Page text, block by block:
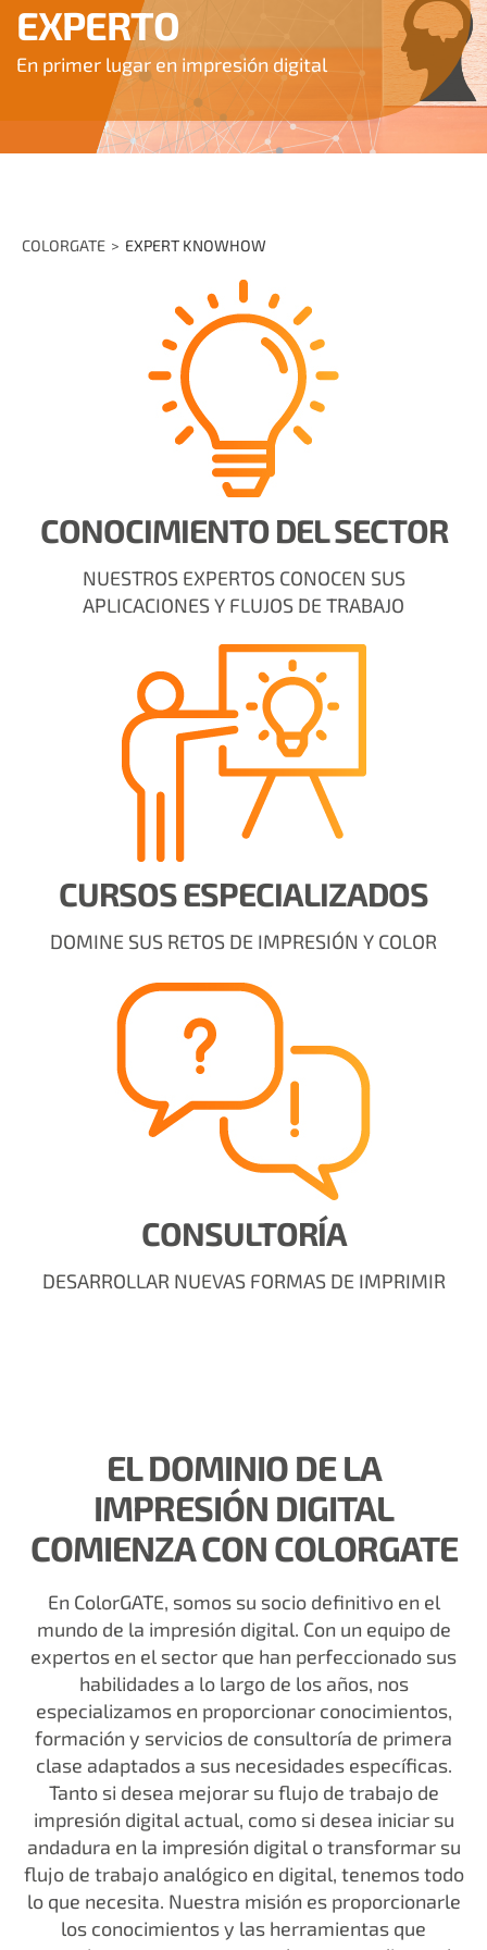
EXPERTO
En primer lugar en impresión digital
COLORGATE EXPERT KNOWHOW
CONOCIMIENTO DEL SECTOR
NUESTROS EXPERTOS CONOCEN SUS
APLICACIONES Y FLUJOS DE TRABAJO
CURSOS ESPECIALIZADOS
DOMINE SUS RETOS DE IMPRESIÓN Y COLOR
CONSULTORÍA
DESARROLLAR NUEVAS FORMAS DE IMPRIMIR
EL DOMINIO DE LA
IMPRESIÓN DIGITAL
COMIENZA CON COLORGATE
En ColorGATE, somos su socio definitivo en el
mundo de la impresión digital. Con un equipo de
expertos en el sector que han perfeccionado sus
habilidades a lo largo de los años, nos
especializamos en proporcionar conocimientos,
formación y servicios de consultoría de primera
clase adaptados a sus necesidades específicas.
Tanto si desea mejorar su flujo de trabajo de
impresión digital actual, como si desea iniciar su
andadura en la impresión digital o transformar su
flujo de trabajo analógico en digital, tenemos todo
lo que necesita. Nuestra misión es proporcionarle
los conocimientos y las herramientas que